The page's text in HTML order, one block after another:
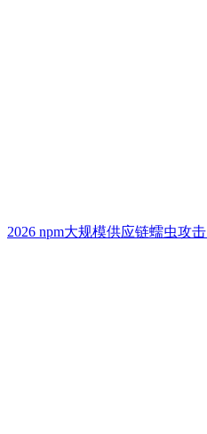
2026 npm大规模供应链蠕虫攻